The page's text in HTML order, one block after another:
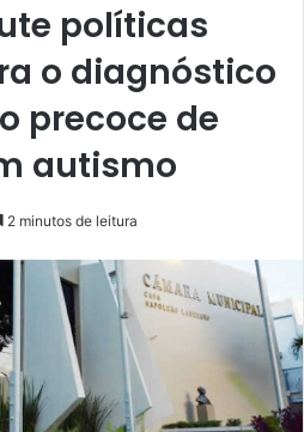
políticas
o diagnóstico
precoce de
autismo
2 minutos de leitura